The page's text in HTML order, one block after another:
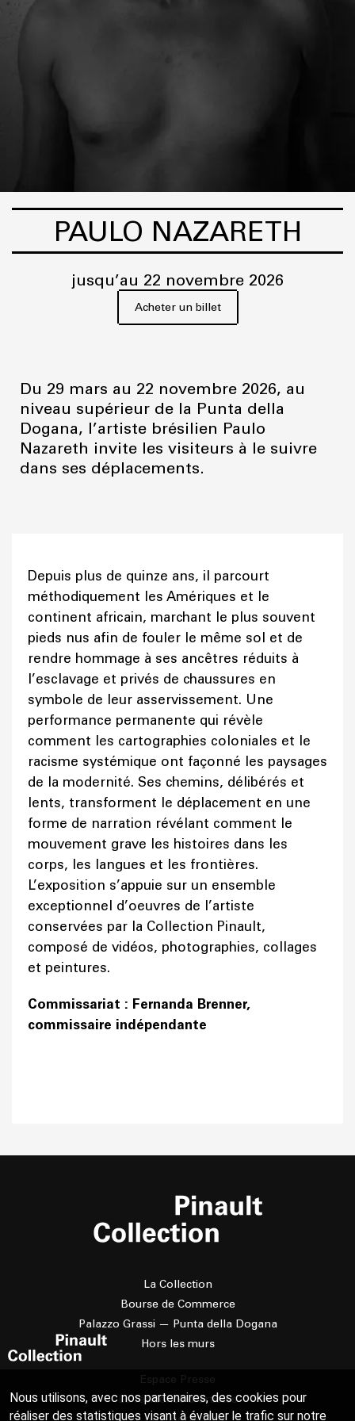
PAULO NAZARETH
jusqu’au 22 novembre 2026
Acheter un billet
Du 29 mars au 22 novembre 2026, au
niveau supérieur de la Punta della
Dogana, l’artiste brésilien Paulo
Nazareth invite les visiteurs à le suivre
dans ses déplacements.
Depuis plus de quinze ans, il parcourt
méthodiquement les Amériques et le
continent africain, marchant le plus souvent
pieds nus afin de fouler le même sol et de
rendre hommage à ses ancêtres réduits à
l’esclavage et privés de chaussures en
symbole de leur asservissement. Une
performance permanente qui révèle
comment les cartographies coloniales et le
racisme systémique ont façonné les paysages
de la modernité. Ses chemins, délibérés et
lents, transforment le déplacement en une
forme de narration révélant comment le
mouvement grave les histoires dans les
corps, les langues et les frontières.
L’exposition s’appuie sur un ensemble
exceptionnel d’oeuvres de l’artiste
conservées par la Collection Pinault,
composé de vidéos, photographies, collages
et peintures.
Commissariat : Fernanda Brenner,
commissaire indépendante
La Collection
Bourse de Commerce
Palazzo Grassi — Punta della Dogana
Hors les murs
Espace Presse
La résidence d'artistes
Nous utilisons, avec nos partenaires, des cookies pour
réaliser des statistiques visant à évaluer le trafic sur notre